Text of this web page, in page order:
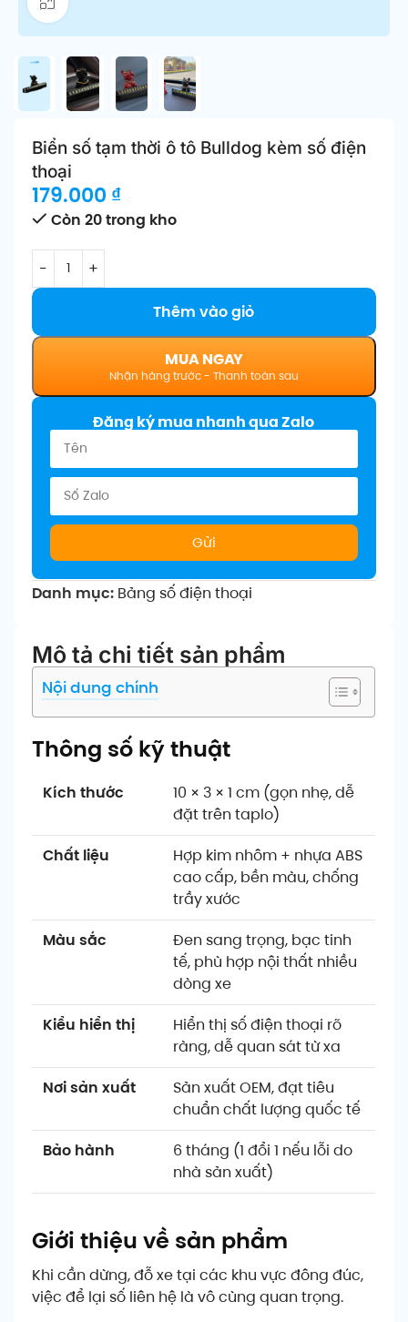
Biển số tạm thời ô tô Bulldog kèm số điện
thoại
179.000 ₫
Còn 20 trong kho
Thêm vào giỏ
MUA NGAY
Đăng ký mua nhanh qua Zalo
Gửi
Danh mục: Bảng số điện thoại
Mô tả chi tiết sản phẩm
Nội dung chính
Thông số kỹ thuật
Kích thước
10 × 3 × 1 cm (gọn nhẹ, dễ
đặt trên taplo)
Chất liệu
Hợp kim nhôm + nhựa ABS
cao cấp, bền màu, chống
trầy xước
Màu sắc
Đen sang trọng, bạc tinh
tế, phù hợp nội thất nhiều
dòng xe
Kiểu hiển thị
Hiển thị số điện thoại rõ
ràng, dễ quan sát từ xa
Nơi sản xuất
Sản xuất OEM, đạt tiêu
chuẩn chất lượng quốc tế
Bảo hành
6 tháng (1 đổi 1 nếu lỗi do
nhà sản xuất)
Giới thiệu về sản phẩm
Khi cần dừng, đỗ xe tại các khu vực đông đúc,
việc để lại số liên hệ là vô cùng quan trọng.